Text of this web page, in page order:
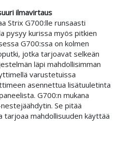
ilmavirtaus
Strix G700:lle runsaasti
pysyy kurissa myös pitkien
G700:ssa on kolmen
jotka tarjoavat selkeän
läpi mahdollisimman
varustetuissa
asennettua lisätuuletinta
G700:n mukana
Se pitää
mahdollisuuden käyttää